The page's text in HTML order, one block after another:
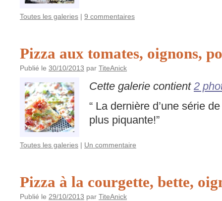
Toutes les galeries | 9 commentaires
Pizza aux tomates, oignons,
Publié le 30/10/2013 par TiteAnick
Cette galerie contient 2
“ La dernière d’une série
plus piquante!”
Toutes les galeries | Un commentaire
Pizza à la courgette, bette,
Publié le 29/10/2013 par TiteAnick